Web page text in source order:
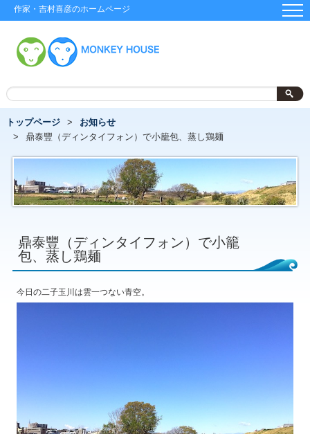
作家・吉村喜彦のホームページ
トップページ
お知らせ
鼎泰豐（ディンタイフォン）で小籠包、蒸し鶏麺
鼎泰豐（ディンタイフォン）で小籠
包、蒸し鶏麺
今日の二子玉川は雲一つない青空。